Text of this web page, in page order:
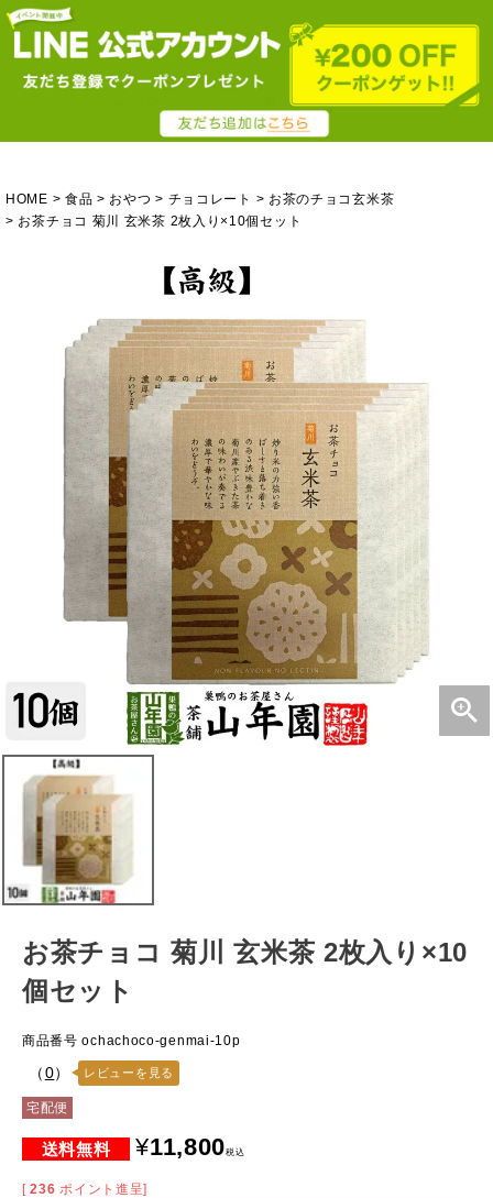
HOME 食品 おやつ チョコレート
お茶のチョコ玄米茶
お茶チョコ 菊川 玄米茶 2枚入り×10個セット
お茶チョコ 菊川 玄米茶 2枚入り×10
個セット
商品番号 ochachoco-genmai-10p
（0） レビューを見る
宅配便
¥11,800税込
[ 236 ポイント進呈]